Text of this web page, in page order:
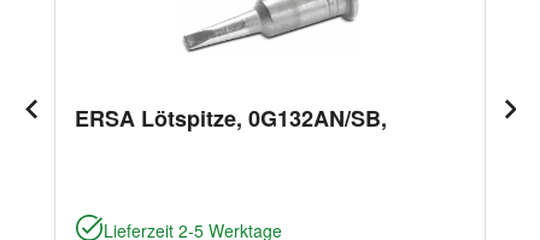
ERSA Lötspitze, 0G132AN/SB,
Lieferzeit 2-5 Werktage